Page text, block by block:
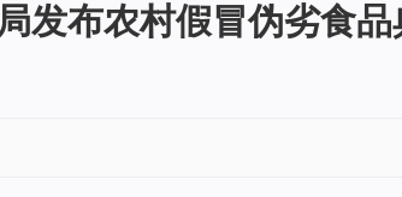
发布农村假冒伪劣食品